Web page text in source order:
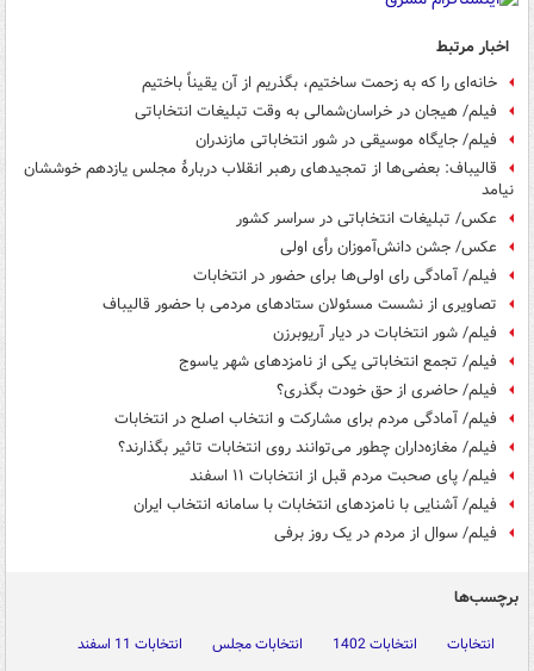
اخبار مرتبط
خانه‌ای را که به زحمت ساختیم، بگذریم از آن یقیناً باختیم
فیلم/ هیجان در خراسان‌شمالی به وقت تبلیغات انتخاباتی
فیلم/ جایگاه موسیقی در شور انتخاباتی مازندران
قالیباف: بعضی‌ها از تمجیدهای رهبر انقلاب دربارۀ مجلس یازدهم خوششان
نیامد
عکس/ تبلیغات انتخاباتی در سراسر کشور
عکس/ جشن دانش‌آموزان رأی اولی
فیلم/ آمادگی رای اولی‌ها برای حضور در انتخابات
تصاویری از نشست مسئولان ستادهای مردمی با حضور قالیباف
فیلم/ شور انتخابات در دیار آریوبرزن
فیلم/ تجمع انتخاباتی یکی از نامزدهای شهر یاسوج
فیلم/ حاضری از حق خودت بگذری؟
فیلم/ آمادگی مردم برای مشارکت و انتخاب اصلح در انتخابات
فیلم/ مغازه‌داران چطور می‌توانند روی انتخابات تاثیر بگذارند؟
فیلم/ پای صحبت مردم قبل از انتخابات ۱۱ اسفند
فیلم/ آشنایی با نامزدهای انتخابات با سامانه انتخاب ایران
فیلم/ سوال از مردم در یک روز برفی
برچسب‌ها
انتخابات انتخابات 1402 انتخابات مجلس انتخابات 11 اسفند